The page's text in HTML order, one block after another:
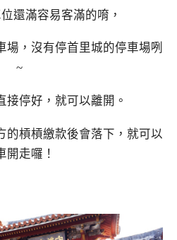
還滿容易客滿的唷，
場，沒有停首里城的停車場咧
~
接停好，就可以離開。
的槓槓繳款後會落下，就可以
開走囉！